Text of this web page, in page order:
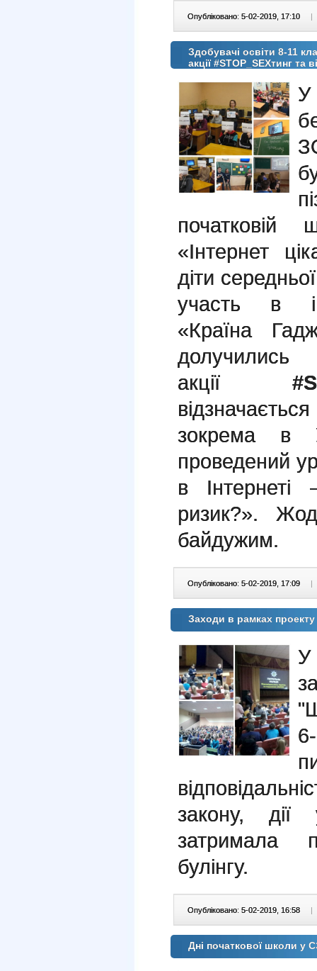
Опубліковано: 5-02-2019, 17:10 |
Здобувачі освіти 8-11
акції #STOP_SEXтинг та
У
початковій
«Інтернет
діти
участь в
«Країна
акції
зокрема в
проведений
в
ризик?».
байдужим.
Опубліковано: 5-02-2019, 17:09 |
Заходи в рамках
закону,
затримала
булінгу.
Опубліковано: 5-02-2019, 16:58 |
Дні початкової школи